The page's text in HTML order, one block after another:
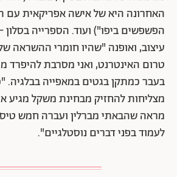
האחרונה היא של אישה אפריקאית עם
הפשפשים ביפו") ועוד. הספרייה
עיצוב, ואופנה "שהיו חומרי ההשראה
טרום האינטרנט, ואני מסרבת
בעבר כמתקן בגטים במאפייה בבלגיה.
מצליחות להחזיק מבחינת משקל מגיע
מראה שהבאתי מברלין ועברה חמש
לעמוד בפני דברים נוסטלגיים".